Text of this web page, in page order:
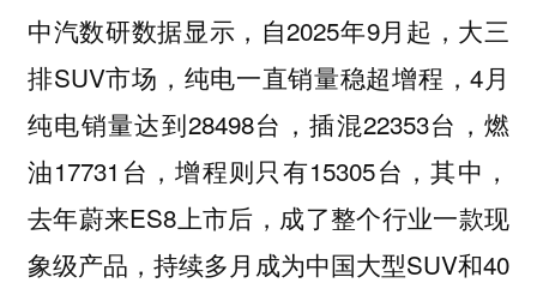
中汽数研数据显示，自2025年9月起，大三
排SUV市场，纯电一直销量稳超增程，4月
纯电销量达到28498台，插混22353台，燃
油17731台，增程则只有15305台，其中，
去年蔚来ES8上市后，成了整个行业一款现
象级产品，持续多月成为中国大型SUV和40